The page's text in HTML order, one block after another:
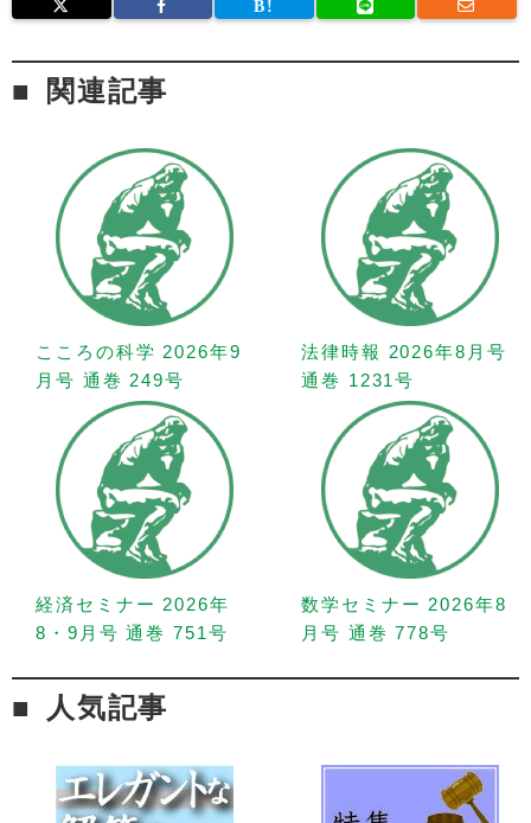
関連記事
こころの科学 2026年9
月号 通巻 249号
法律時報 2026年8月号
通巻 1231号
経済セミナー 2026年
8・9月号 通巻 751号
数学セミナー 2026年8
月号 通巻 778号
人気記事